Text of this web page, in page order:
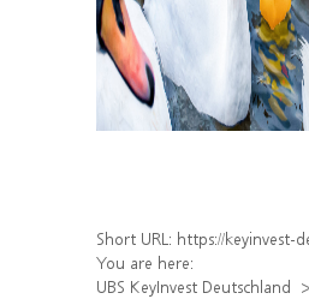
Short URL: https://keyinvest-de.ubs.com/
You are here:
UBS KeyInvest Deutschland